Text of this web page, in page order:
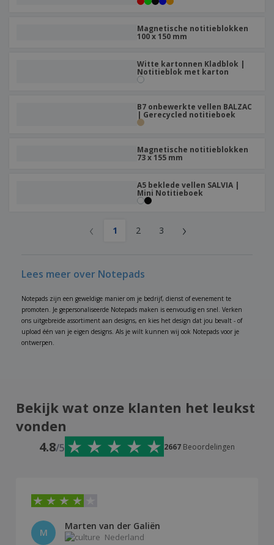
Magnetische notitieblokken
100 x 150 mm
Witte kartonnen Kladblok |
Notitieblok met karton
B7 onbewerkte vellen BALZAC
| Gerecycled notitieboek
Magnetische notitieblokken
73 x 155 mm
A5 beklede vellen SALVIA |
Mini Notitieboek
‹ 1 2 3 ›
Lees meer over Notepads
Notepads zijn een geweldige manier om je bedrijf, dienst of evenement te
promoten. Je gepersonaliseerde Notepads maken is eenvoudig en snel. Verken
ons uitgebreide assortiment aan designs, en kies het design dat jou bevalt - of
upload één van je eigen designs. Als je wilt kunnen wij ook Notepads voor je
ontwerpen.
Bekijk wat onze klanten het leukst
vonden
4.8/5 2667 Beoordelingen
M
Marten van der Galiën
Nederland